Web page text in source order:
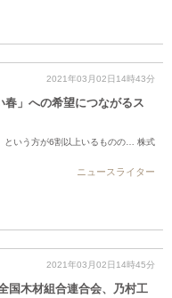
2021年03月02日14時43分
春」への希望につながるス
という方が6割以上いるものの… 株式
ニュースライター
2021年03月02日14時45分
国木材組合連合会、乃村工